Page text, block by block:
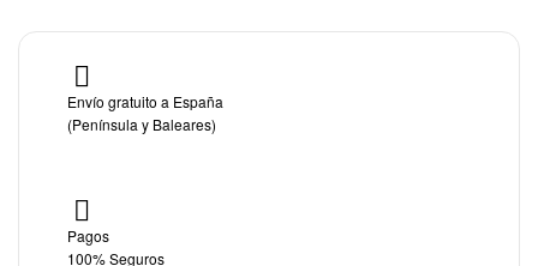
Envío gratuito a España
(Península y Baleares)
Pagos
100% Seguros